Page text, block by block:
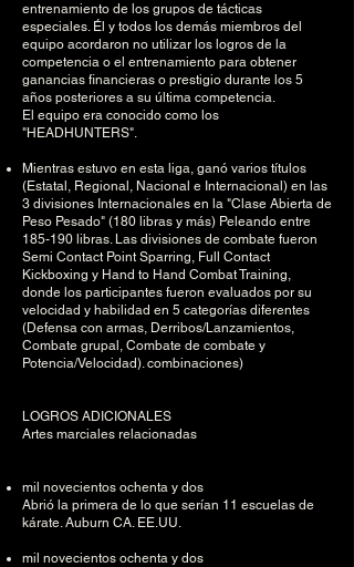
entrenamiento de los grupos de tácticas
especiales. Él y todos los demás miembros del
equipo acordaron no utilizar los logros de la
competencia o el entrenamiento para obtener
ganancias financieras o prestigio durante los 5
años posteriores a su última competencia.
El equipo era conocido como los
"HEADHUNTERS".
Mientras estuvo en esta liga, ganó varios títulos
(Estatal, Regional, Nacional e Internacional) en las
3 divisiones Internacionales en la "Clase Abierta de
Peso Pesado" (180 libras y más) Peleando entre
185-190 libras. Las divisiones de combate fueron
Semi Contact Point Sparring, Full Contact
Kickboxing y Hand to Hand Combat Training,
donde los participantes fueron evaluados por su
velocidad y habilidad en 5 categorías diferentes
(Defensa con armas, Derribos/Lanzamientos,
Combate grupal, Combate de combate y
Potencia/Velocidad). combinaciones)
LOGROS ADICIONALES
Artes marciales relacionadas
mil novecientos ochenta y dos
Abrió la primera de lo que serían 11 escuelas de
kárate. Auburn CA. EE.UU.
mil novecientos ochenta y dos